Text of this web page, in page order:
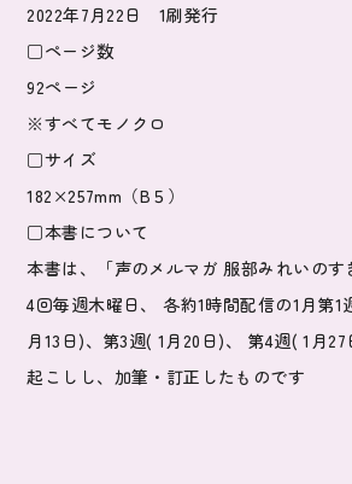
2022年7月22日 1刷発行
□ページ数
92ページ
※すべてモノクロ
□サイズ
182×257mm（B５）
□本書について
本書は、「声のメルマガ 服部みれいのす
4回毎週木曜日、 各約1時間配信の1月第1
月13日)、第3週( 1月20日)、 第4週( 1月
起こしし、加筆・訂正したものです